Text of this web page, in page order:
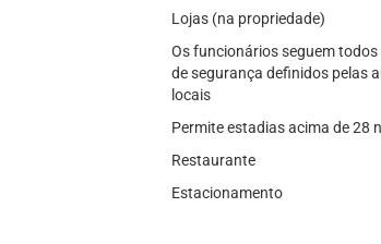
Lojas (na propriedade)
Os funcionários seguem
de segurança definidos pelas
locais
Permite estadias acima de 28
Restaurante
Estacionamento